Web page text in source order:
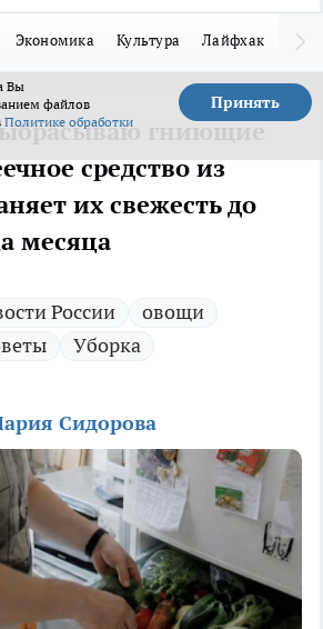
Экономика Культура Лайфхак
Вы
файлов
Политике обработки
Принять
гниющие
средство из
их свежесть до
месяца
России
овощи
Уборка
Сидорова